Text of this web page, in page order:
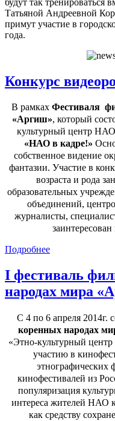
Татьяной Андреевной
примут участие в
года.
Конкурс
В рамках Фестиваля
«Аргиш», который
культурный центр НАО
«НАО в кадре!»
собственное видение
фантазии. Участие в
возраста и рода
образовательных
объединений,
журналисты,
Подробнее
I фестиваль
народах мира
С 4 по 6 апреля 2014г.
коренных народах
«Этно-культурный
участию в
этнографических
кинофестивалей из
популяризация
интереса жителей НАО
как средству